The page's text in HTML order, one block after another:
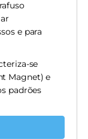
e para
se
Magnet) e
padrões